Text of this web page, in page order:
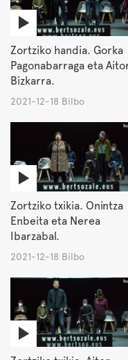
Zortziko handia. Gorka
Pagonabarraga eta
Bizkarra.
2021-12-18 Bilbo
Zortziko txikia. Onintza
Enbeita eta Nerea
Ibarzabal.
2021-12-18 Bilbo